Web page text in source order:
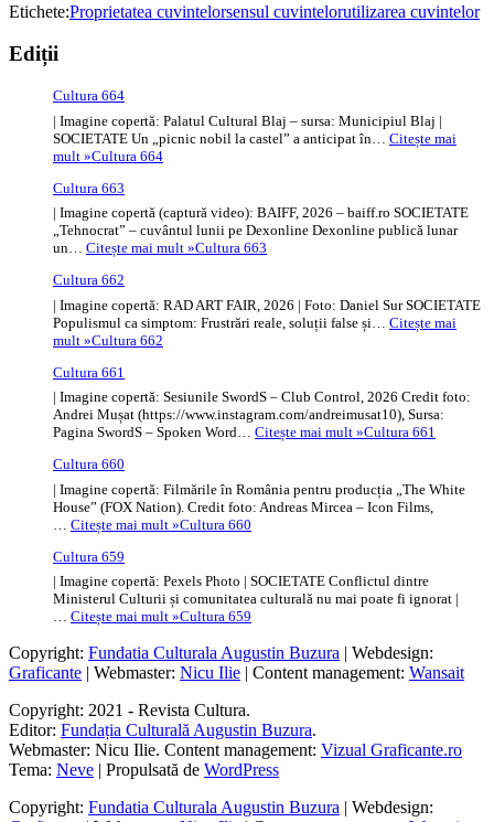
Etichete:Proprietatea cuvintelorsensul cuvintelorutilizarea cuvintelor
Ediții
Cultura 664
| Imagine copertă: Palatul Cultural Blaj – sursa: Municipiul Blaj |
SOCIETATE Un „picnic nobil la castel” a anticipat în… Citește mai
mult »Cultura 664
Cultura 663
| Imagine copertă (captură video): BAIFF, 2026 – baiff.ro SOCIETATE
„Tehnocrat” – cuvântul lunii pe Dexonline Dexonline publică lunar
un… Citește mai mult »Cultura 663
Cultura 662
| Imagine copertă: RAD ART FAIR, 2026 | Foto: Daniel Sur SOCIETATE
Populismul ca simptom: Frustrări reale, soluții false și… Citește mai
mult »Cultura 662
Cultura 661
| Imagine copertă: Sesiunile SwordS – Club Control, 2026 Credit foto:
Andrei Mușat (https://www.instagram.com/andreimusat10), Sursa:
Pagina SwordS – Spoken Word… Citește mai mult »Cultura 661
Cultura 660
| Imagine copertă: Filmările în România pentru producția „The White
House” (FOX Nation). Credit foto: Andreas Mircea – Icon Films,
Citește mai mult »Cultura 660
Cultura 659
| Imagine copertă: Pexels Photo | SOCIETATE Conflictul dintre
Ministerul Culturii și comunitatea culturală nu mai poate fi ignorat |
… Citește mai mult »Cultura 659
Copyright: Fundatia Culturala Augustin Buzura | Webdesign:
Graficante | Webmaster: Nicu Ilie | Content management: Wansait
Copyright: 2021 - Revista Cultura.
Editor: Fundația Culturală Augustin Buzura.
Webmaster: Nicu Ilie. Content management: Vizual Graficante.ro
Tema: Neve | Propulsată de WordPress
Copyright: Fundatia Culturala Augustin Buzura | Webdesign: